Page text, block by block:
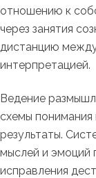
отношению к
через занятия
дистанцию
интерпретацией.
Ведение
схемы понимания
результаты.
мыслей и эмоций
исправления